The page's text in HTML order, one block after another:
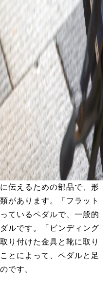
伝えるための部品で、形
があります。「フラット
ているペダルで、一般的
ルです。「ビンディング
り付けた金具と靴に取り
とによって、ペダルと足
です。